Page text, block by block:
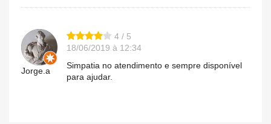
Jorge.a
4 / 5
18/06/2019 à 12:34
Simpatia no atendimento e sempre disponível
para ajudar.